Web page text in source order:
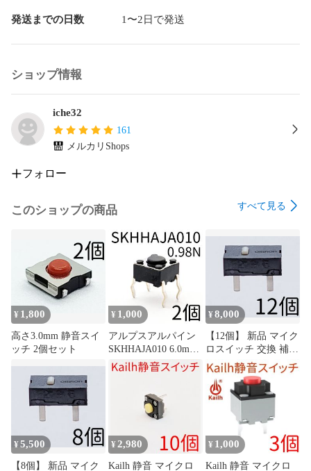
発送までの日数 1〜2日で発送
ショップ情報
iche32
161
メルカリShops
フォロー
このショップの商品 すべて見る
¥ 1,800
高さ3.0mm 静音スイ
ッチ 2個セット
¥ 1,000
アルプスアルパイン
SKHHAJA010 6.0mm
角タイプ タクトスイ
ッチ 0.98N 4本足 4フ
¥8,000
【12個】 新品 マイク
ロスイッチ 交換 補修
パーツ 修理 リペア
G13 G13r オムロン
omron
¥5,500
【8個】 新品 マイク
¥2,980
Kailh 静音 マイクロ
¥ 1,000
Kailh 静音 マイクロ